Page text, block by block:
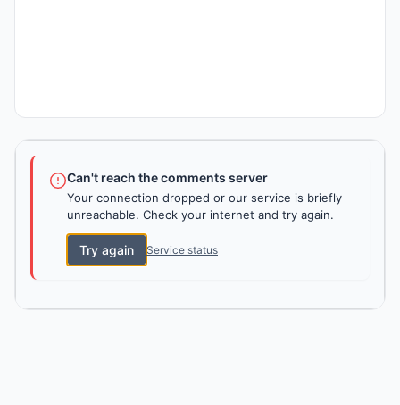
Can't reach the comments server
Your connection dropped or our service is briefly
unreachable. Check your internet and try again.
Try again Service status